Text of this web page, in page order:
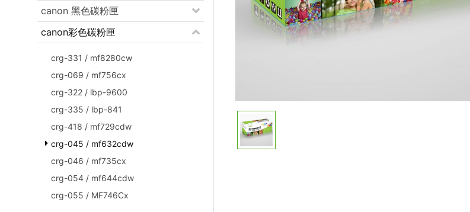
canon 黑色碳粉匣
canon彩色碳粉匣
crg-331 / mf8280cw
crg-069 / mf756cx
crg-322 / lbp-9600
crg-335 / lbp-841
crg-418 / mf729cdw
crg-045 / mf632cdw
crg-046 / mf735cx
crg-054 / mf644cdw
crg-055 / MF746Cx